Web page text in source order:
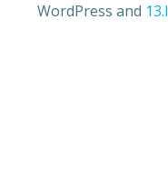
WordPress and